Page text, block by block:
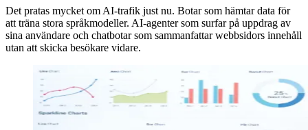
Det pratas mycket om AI-trafik just nu. Botar som hämtar data för
att träna stora språkmodeller. AI-agenter som surfar på uppdrag av
sina användare och chatbotar som sammanfattar webbsidors innehåll
utan att skicka besökare vidare.